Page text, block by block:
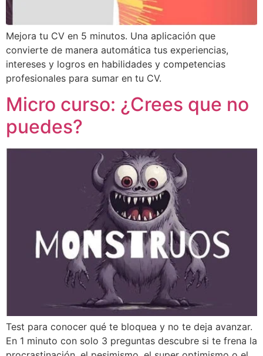
Mejora tu CV en 5 minutos. Una aplicación que
convierte de manera automática tus experiencias,
intereses y logros en habilidades y competencias
profesionales para sumar en tu CV.
Micro curso: ¿Crees que no
puedes?
Test para conocer qué te bloquea y no te deja avanzar.
En 1 minuto con solo 3 preguntas descubre si te frena la